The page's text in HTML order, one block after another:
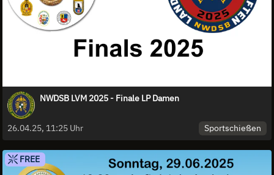
NWDSB LVM 2025 - Finale LP Damen
26.04.25, 11:25 Uhr Sportschießen
FREE